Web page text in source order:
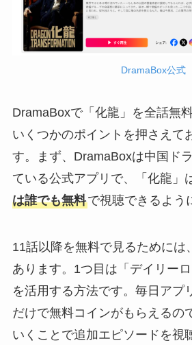
DramaBox公式
DramaBoxで「化龍」を全話無
いくつかのポイントを押さえて
す。まず、DramaBoxは中国ド
ている公式アプリで、「化龍」
は誰でも無料で視聴できるよう
11話以降を無料で見るためには
あります。1つ目は「デイリーロ
を活用する方法です。毎日アプ
だけで無料コインがもらえるの
いくことで追加エピソードを視